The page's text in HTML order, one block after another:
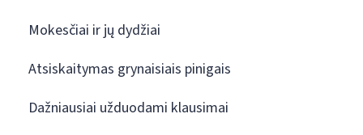
Mokesčiai ir jų dydžiai
Atsiskaitymas grynaisiais pinigais
Dažniausiai užduodami klausimai